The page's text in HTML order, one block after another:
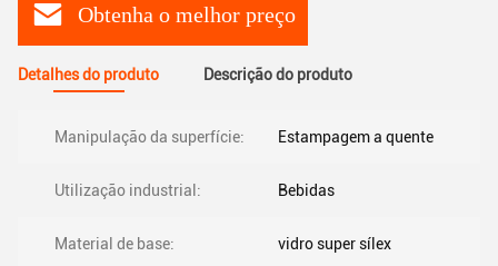
Obtenha o melhor preço
Detalhes do produto Descrição do produto
Manipulação da superfície: Estampagem a quente
Utilização industrial: Bebidas
Material de base: vidro super sílex